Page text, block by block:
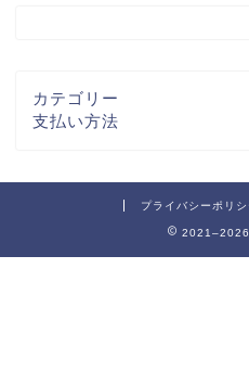
カテゴリー
支払い方法
プライバシーポリシ